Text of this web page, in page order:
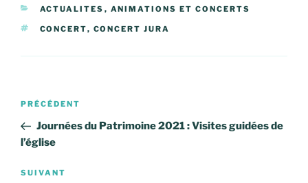
CATÉGORIES
ACTUALITES , ANIMATIONS ET CONCERTS
ÉTIQUETTES
CONCERT, CONCERT JURA
Navigation
l’article
Article
précédent
PRÉCÉDENT
Journées du Patrimoine 2021 : Visites guidées de
l’église
Article
SUIVANT